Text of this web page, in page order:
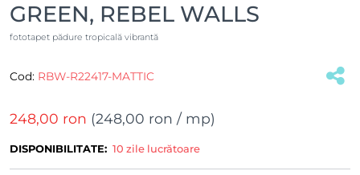
GREEN, REBEL WALLS
fototapet pădure tropicală vibrantă
Cod: RBW-R22417-MATTIC
248,00 ron (248,00 ron / mp)
DISPONIBILITATE: 10 zile lucrătoare